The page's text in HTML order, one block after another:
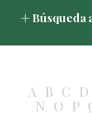
Búsqueda
A B C D
N O P